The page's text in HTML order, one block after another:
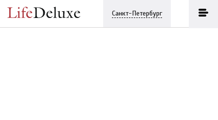
Санкт-Петербург